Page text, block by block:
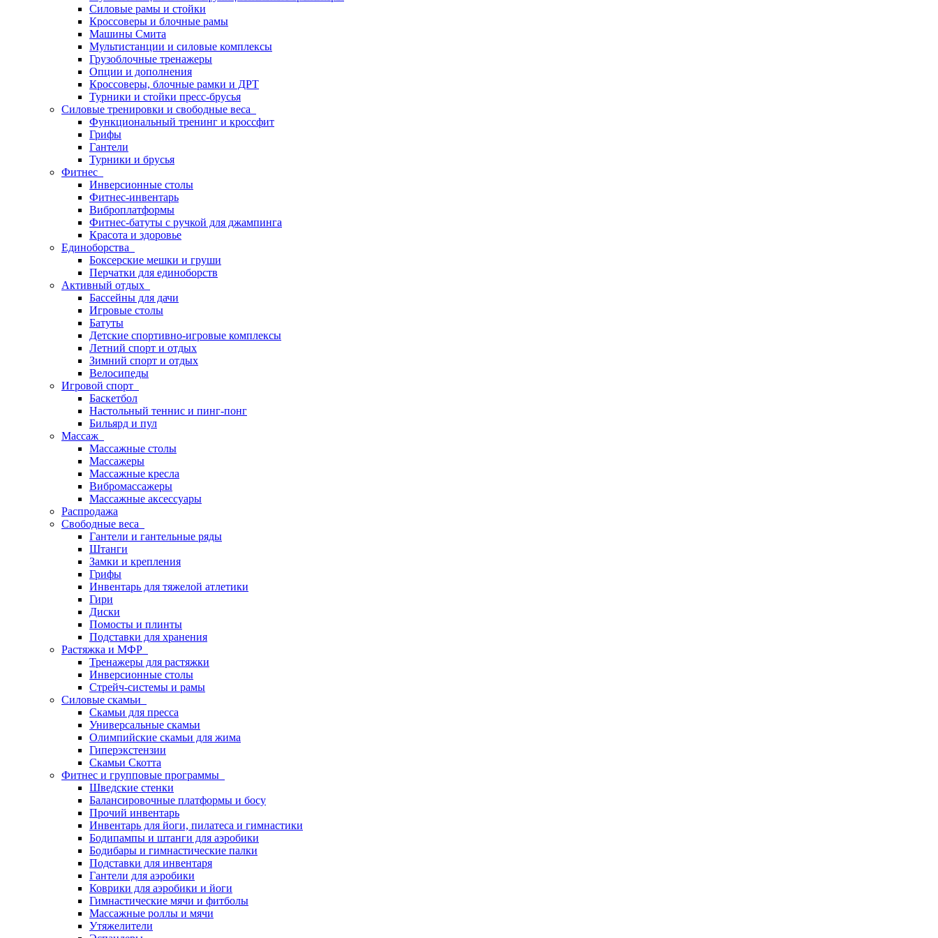
Силовые рамы и стойки
Кроссоверы и блочные рамы
Машины Смита
Мультистанции и силовые комплексы
Грузоблочные тренажеры
Опции и дополнения
Кроссоверы, блочные рамки и ДРТ
Турники и стойки пресс-брусья
Силовые тренировки и свободные веса
Функциональный тренинг и кроссфит
Грифы
Гантели
Турники и брусья
Фитнес
Инверсионные столы
Фитнес-инвентарь
Виброплатформы
Фитнес-батуты с ручкой для джампинга
Красота и здоровье
Единоборства
Боксерские мешки и груши
Перчатки для единоборств
Активный отдых
Бассейны для дачи
Игровые столы
Батуты
Детские спортивно-игровые комплексы
Летний спорт и отдых
Зимний спорт и отдых
Велосипеды
Игровой спорт
Баскетбол
Настольный теннис и пинг-понг
Бильярд и пул
Массаж
Массажные столы
Массажеры
Массажные кресла
Вибромассажеры
Массажные аксессуары
Распродажа
Свободные веса
Гантели и гантельные ряды
Штанги
Замки и крепления
Грифы
Инвентарь для тяжелой атлетики
Гири
Диски
Помосты и плинты
Подставки для хранения
Растяжка и МФР
Тренажеры для растяжки
Инверсионные столы
Стрейч-системы и рамы
Силовые скамьи
Скамьи для пресса
Универсальные скамьи
Олимпийские скамьи для жима
Гиперэкстензии
Скамьи Скотта
Фитнес и групповые программы
Шведские стенки
Балансировочные платформы и босу
Прочий инвентарь
Инвентарь для йоги, пилатеса и гимнастики
Бодипампы и штанги для аэробики
Бодибары и гимнастические палки
Подставки для инвентаря
Гантели для аэробики
Коврики для аэробики и йоги
Гимнастические мячи и фитболы
Массажные роллы и мячи
Утяжелители